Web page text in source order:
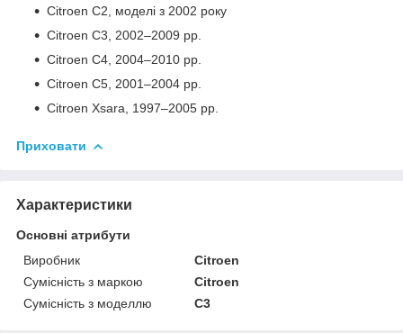
Citroen C2, моделі з 2002 року
Citroen C3, 2002–2009 рр.
Citroen C4, 2004–2010 рр.
Citroen C5, 2001–2004 рр.
Citroen Xsara, 1997–2005 рр.
Приховати
Характеристики
Основні атрибути
Виробник
Citroen
Сумісність з маркою
Citroen
Сумісність з моделлю
C3